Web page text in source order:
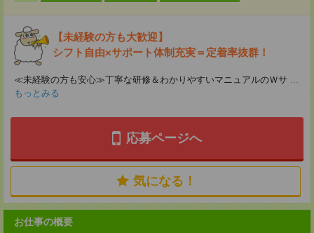
【未経験の方も大歓迎】
シフト自由×サポート体制充実＝定着率抜群！
≪未経験の方も安心≫丁寧な研修＆わかりやすいマニュアルのＷサ ...
もっとみる
応募ページへ
気になる！
お仕事の概要